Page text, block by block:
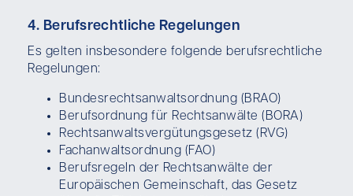
4. Berufsrechtliche Regelungen
Es gelten insbesondere folgende berufsrechtliche
Regelungen:
Bundesrechtsanwaltsordnung (BRAO)
Berufsordnung für Rechtsanwälte (BORA)
Rechtsanwaltsvergütungsgesetz (RVG)
Fachanwaltsordnung (FAO)
Berufsregeln der Rechtsanwälte der
Europäischen Gemeinschaft, das Gesetz